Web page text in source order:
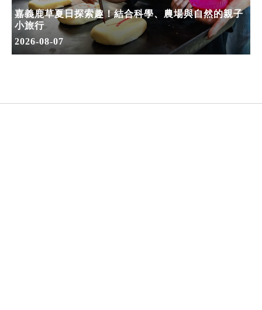
嘉義鹿草夏日探索趣！結合科學、農場與自然的親子
小旅行
2026-08-07